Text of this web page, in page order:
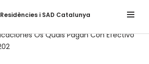
i SAD Catalunya
Os Quais Pagan Con Efectivo